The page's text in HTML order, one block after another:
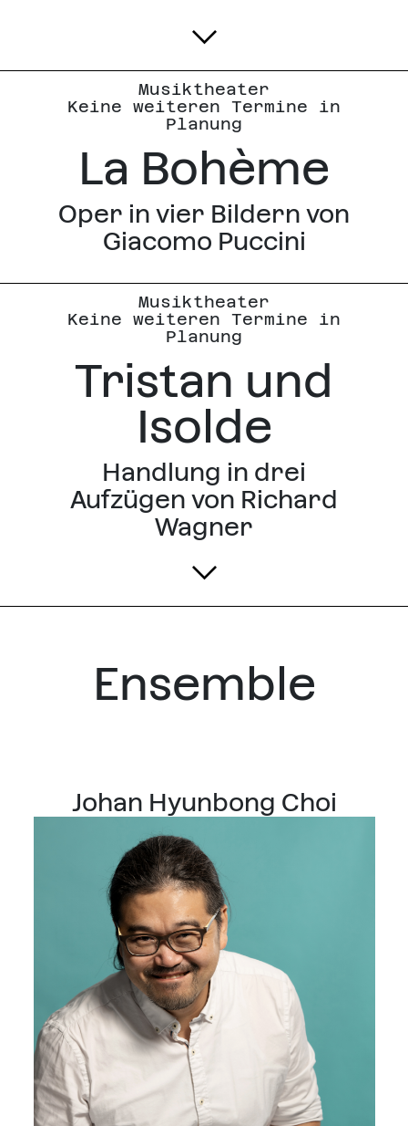
Keine weiteren Termine in
Planung
Musiktheater
La Bohème
Oper in vier Bildern von
Giacomo Puccini
Keine weiteren Termine in
Planung
Musiktheater
Tristan und
Isolde
Handlung in drei
Aufzügen von Richard
Wagner
Ensemble
Johan Hyunbong Choi